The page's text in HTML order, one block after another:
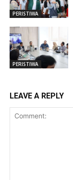
PERISTIWA
PERISTIWA
LEAVE A REPLY